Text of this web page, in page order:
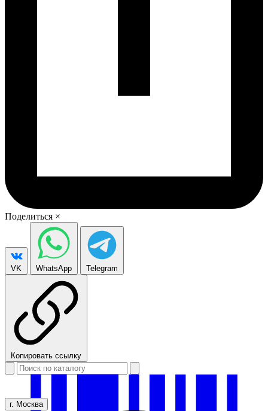
Поделиться ×
VK WhatsApp Telegram
Копировать ссылку